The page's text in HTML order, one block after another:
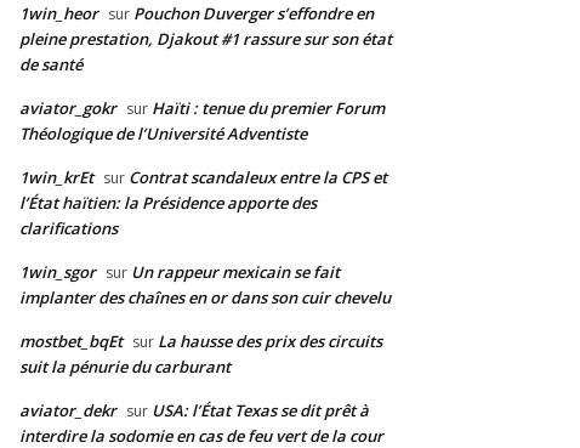
1win_heor sur Pouchon Duverger s’effondre en
pleine prestation, Djakout #1 rassure sur son état
de santé
aviator_gokr sur Haïti : tenue du premier Forum
Théologique de l’Université Adventiste
1win_krEt sur Contrat scandaleux entre la CPS et
l’État haïtien: la Présidence apporte des
clarifications
1win_sgor sur Un rappeur mexicain se fait
implanter des chaînes en or dans son cuir chevelu
mostbet_bqEt sur La hausse des prix des circuits
suit la pénurie du carburant
aviator_dekr sur USA: l’État Texas se dit prêt à
interdire la sodomie en cas de feu vert de la cour